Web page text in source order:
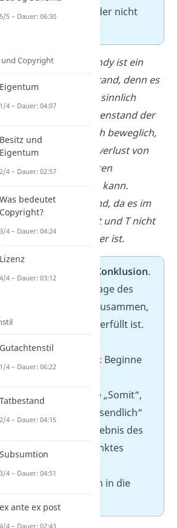
die Merkmale erfüllt oder nicht
Subsumtion: Das Handy ist ein
körperlicher Gegenstand, denn es
ist ein abgrenzbarer, sinnlich
wahrnehmbarer Gegenstand der
Außenwelt. Es ist auch beweglich,
da es ohne Substanzverlust von
einem Ort zum anderen
transportiert werden kann.
Schließlich ist es fremd, da es im
Eigentum des O steht und T nicht
(alleiniger) Eigentümer ist.
Konklusion.
die Frage des
Obersatzes und fasst zusammen,
der Prüfungspunkt erfüllt ist.
Tipp für die Klausur: Beginne
Einleitungswörtern wie „Somit“,
„Folglich“ oder „Schlussendlich“
und fasse kurz das Ergebnis des
jeweiligen Prüfungspunktes
Ausführungen gehören in die
5/5 – Dauer: 06:30
Copyright
Eigentum
1/4 – Dauer: 04:07
Besitz und
Eigentum
2/4 – Dauer: 02:57
Was bedeutet
Copyright?
3/4 – Dauer: 04:24
Lizenz
4/4 – Dauer: 03:12
Gutachtenstil
1/4 – Dauer: 06:22
Tatbestand
2/4 – Dauer: 04:15
Subsumtion
3/4 – Dauer: 04:51
ex ante ex post
4/4 – Dauer: 02:43